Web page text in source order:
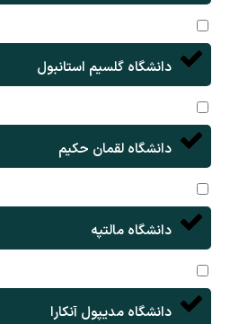
دانشگاه گلسیم استانبول
دانشگاه لقمان حکیم
دانشگاه مالتپه
دانشگاه مدیپول آنکارا